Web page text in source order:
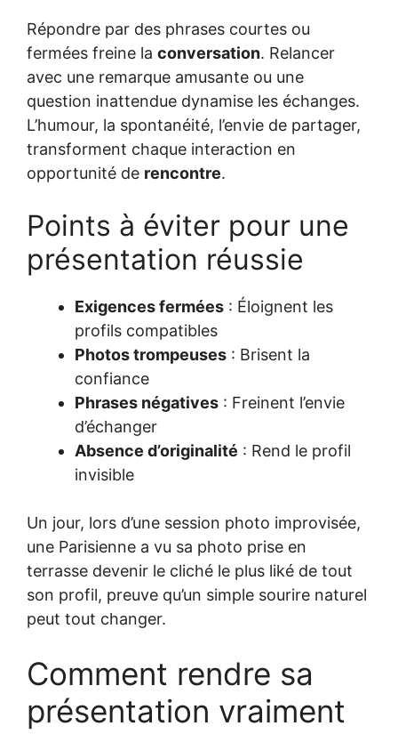
Répondre par des phrases courtes ou
fermées freine la conversation. Relancer
avec une remarque amusante ou une
question inattendue dynamise les échanges.
L’humour, la spontanéité, l’envie de partager,
transforment chaque interaction en
opportunité de rencontre.
Points à éviter pour une
présentation réussie
Exigences fermées : Éloignent les
profils compatibles
Photos trompeuses : Brisent la
confiance
Phrases négatives : Freinent l’envie
d’échanger
Absence d’originalité : Rend le profil
invisible
Un jour, lors d’une session photo improvisée,
une Parisienne a vu sa photo prise en
terrasse devenir le cliché le plus liké de tout
son profil, preuve qu’un simple sourire naturel
peut tout changer.
Comment rendre sa
présentation vraiment